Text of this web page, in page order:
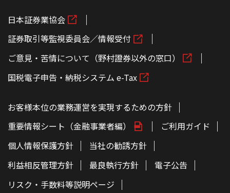
日本証券業協会
証券取引等監視委員会／情報受付
ご意見・苦情について（野村證券以外の窓口）
国税電子申告・納税システム e-Tax
お客様本位の業務運営を実現するための方針
重要情報シート（金融事業者編）
ご利用ガイド
個人情報保護方針
当社の勧誘方針
利益相反管理方針
最良執行方針
電子公告
リスク・手数料等説明ページ